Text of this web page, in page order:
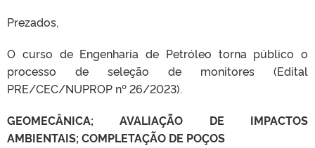
Prezados,
O curso de Engenharia de Petróleo torna público o
processo de seleção de monitores (Edital
PRE/CEC/NUPROP nº 26/2023).
GEOMECÂNICA; AVALIAÇÃO DE IMPACTOS
AMBIENTAIS; COMPLETAÇÃO DE POÇOS